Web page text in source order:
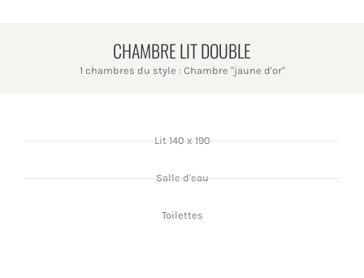
CHAMBRE LIT DOUBLE
1 chambres du style : Chambre "jaune d'or"
Lit 140 x 190
Salle d'eau
Toilettes